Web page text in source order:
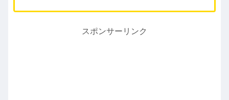
スポンサーリンク